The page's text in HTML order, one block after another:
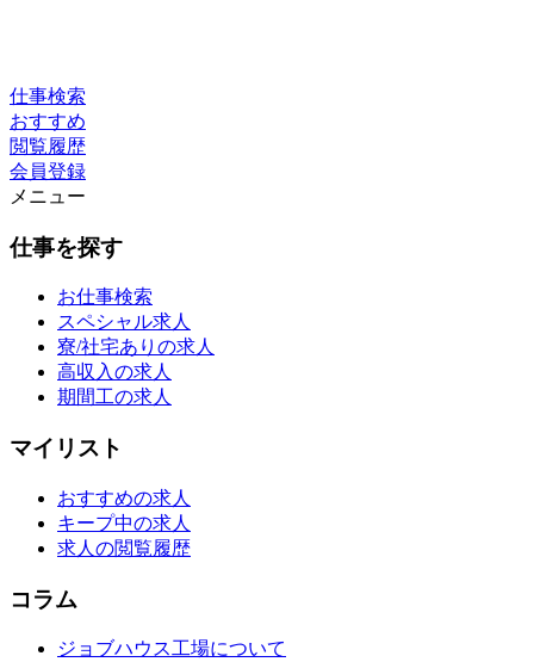
仕事検索
おすすめ
閲覧履歴
会員登録
メニュー
仕事を探す
お仕事検索
スペシャル求人
寮/社宅ありの求人
高収入の求人
期間工の求人
マイリスト
おすすめの求人
キープ中の求人
求人の閲覧履歴
コラム
ジョブハウス工場について